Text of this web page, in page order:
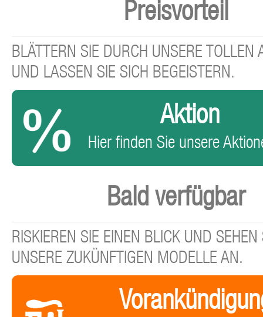
Preisvorteil
BLÄTTERN SIE DURCH UNSERE TOLLEN
UND LASSEN SIE SICH BEGEISTERN.
Aktion
Hier finden Sie unsere
Bald verfügbar
RISKIEREN SIE EINEN BLICK UND SEHEN
UNSERE ZUKÜNFTIGEN MODELLE AN.